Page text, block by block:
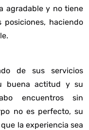
agradable y no tiene
haciendo
de sus servicios
buena actitud y su
encuentros sin
no es perfecto, su
la experiencia sea